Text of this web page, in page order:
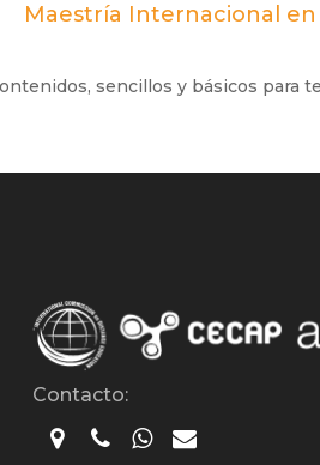
Maestría Internacional
sencillos y básicos para
Contacto: